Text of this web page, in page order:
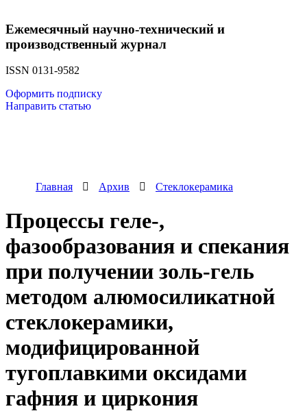
Ежемесячный научно-технический и
производственный журнал
ISSN 0131-9582
Оформить подписку
Направить статью
Главная Архив Стеклокерамика
Процессы геле-,
фазообразования и спекания
при получении золь-гель
методом алюмосиликатной
стеклокерамики,
модифицированной
тугоплавкими оксидами
гафния и циркония